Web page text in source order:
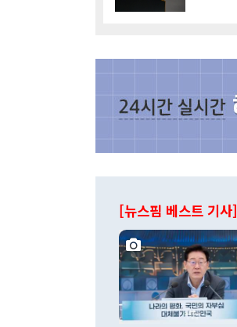
[뉴스핌 베스트 기사]